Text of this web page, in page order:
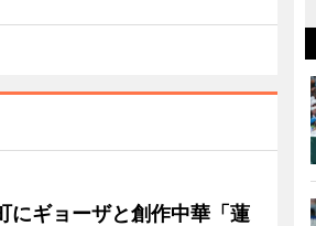
にギョーザと創作中華「蓮